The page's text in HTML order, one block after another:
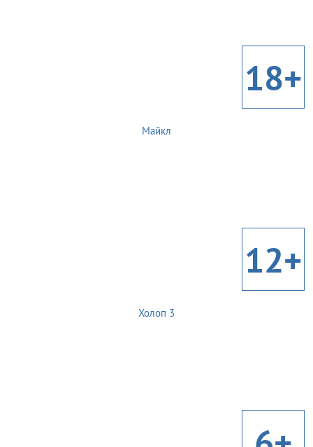
18+
Майкл
12+
Холоп 3